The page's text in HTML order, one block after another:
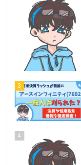
3
4